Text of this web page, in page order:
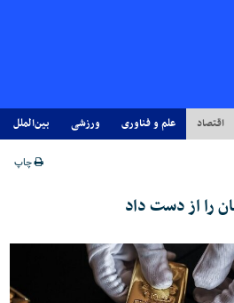
اقتصاد علم و فناوری ورزشی بین‌الملل
چاپ